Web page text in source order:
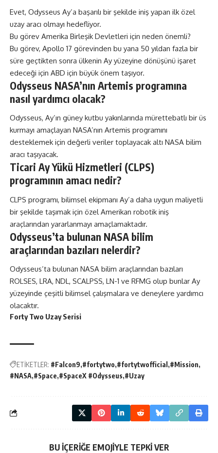
Evet, Odysseus Ay’a başarılı bir şekilde iniş yapan ilk özel
uzay aracı olmayı hedefliyor.
Bu görev Amerika Birleşik Devletleri için neden önemli?
Bu görev, Apollo 17 görevinden bu yana 50 yıldan fazla bir
süre geçtikten sonra ülkenin Ay yüzeyine dönüşünü işaret
edeceği için ABD için büyük önem taşıyor.
Odysseus NASA’nın Artemis programına
nasıl yardımcı olacak?
Odysseus, Ay’ın güney kutbu yakınlarında mürettebatlı bir üs
kurmayı amaçlayan NASA’nın Artemis programını
desteklemek için değerli veriler toplayacak altı NASA bilim
aracı taşıyacak.
Ticari Ay Yükü Hizmetleri (CLPS)
programının amacı nedir?
CLPS programı, bilimsel ekipmanı Ay’a daha uygun maliyetli
bir şekilde taşımak için özel Amerikan robotik iniş
araçlarından yararlanmayı amaçlamaktadır.
Odysseus’ta bulunan NASA bilim
araçlarından bazıları nelerdir?
Odysseus’ta bulunan NASA bilim araçlarından bazıları
ROLSES, LRA, NDL, SCALPSS, LN-1 ve RFMG olup bunlar Ay
yüzeyinde çeşitli bilimsel çalışmalara ve deneylere yardımcı
olacaktır.
Forty Two Uzay Serisi
ETİKETLER: #Falcon9 #fortytwo #fortytwofficial #Mission
#NASA #Space #SpaceX #Odysseus #Uzay
BU İÇERİĞE EMOJİYLE TEPKİ VER